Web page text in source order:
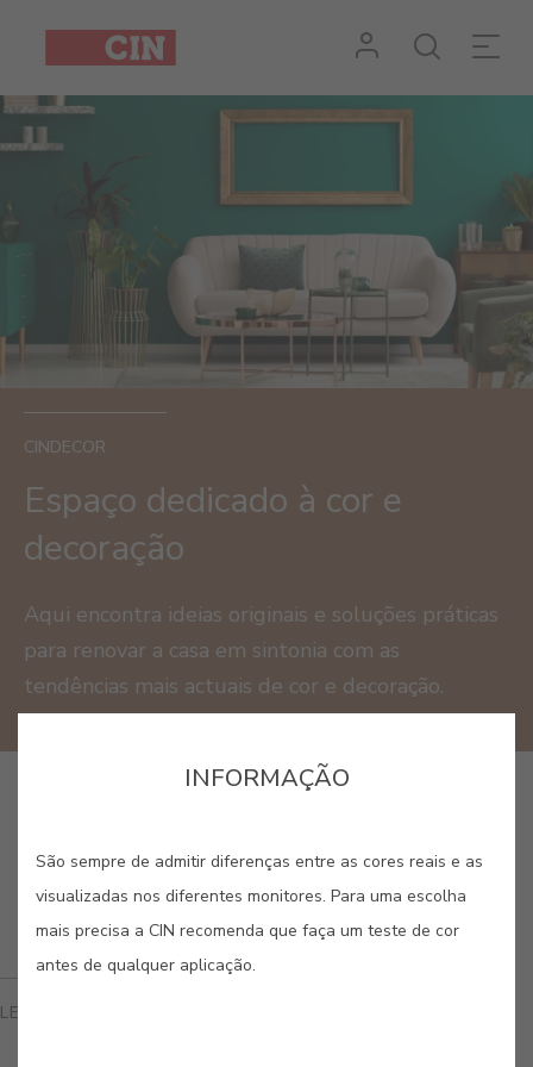
CINDECOR
Espaço dedicado à cor e
decoração
Aqui encontra ideias originais e soluções práticas
para renovar a casa em sintonia com as
tendências mais actuais de cor e decoração.
LEIA TAMBÉM
INFORMAÇÃO
São sempre de admitir diferenças entre as cores reais e as
visualizadas nos diferentes monitores. Para uma escolha
mais precisa a CIN recomenda que faça um teste de cor
antes de qualquer aplicação.